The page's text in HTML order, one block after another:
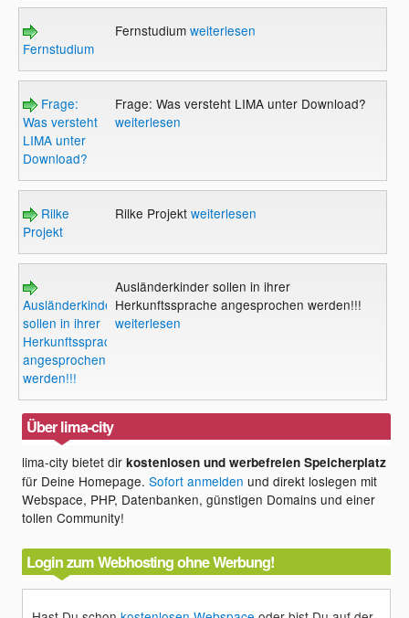
Fernstudium
Fernstudium weiterlesen
Frage:
Was versteht
LIMA unter
Download?
Frage: Was versteht LIMA unter Download?
weiterlesen
Rilke
Projekt
Rilke Projekt weiterlesen
Ausländerkinder
sollen in ihrer
Herkunftssprache
angesprochen
werden!!!
Ausländerkinder sollen in ihrer
Herkunftssprache angesprochen werden!!!
weiterlesen
Über lima-city
lima-city bietet dirkostenlosen und werbefreien Speicherplatz
für Deine Homepage.Sofort anmelden und direkt loslegen mit
Webspace, PHP, Datenbanken, günstigen Domains und einer
tollen Community!
Login zum Webhosting ohne Werbung!